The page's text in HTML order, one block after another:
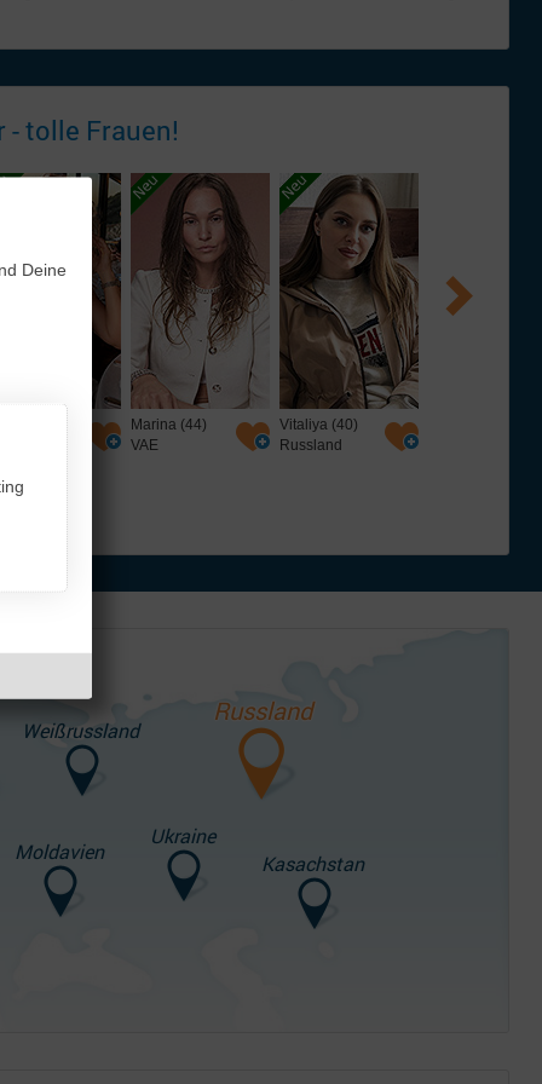
- tolle Frauen!
Vitaliya (40)
Russland
Ann (22)
Russland
Weißrussland
Russland
Ukraine
Moldavien Kasachstan
Deine